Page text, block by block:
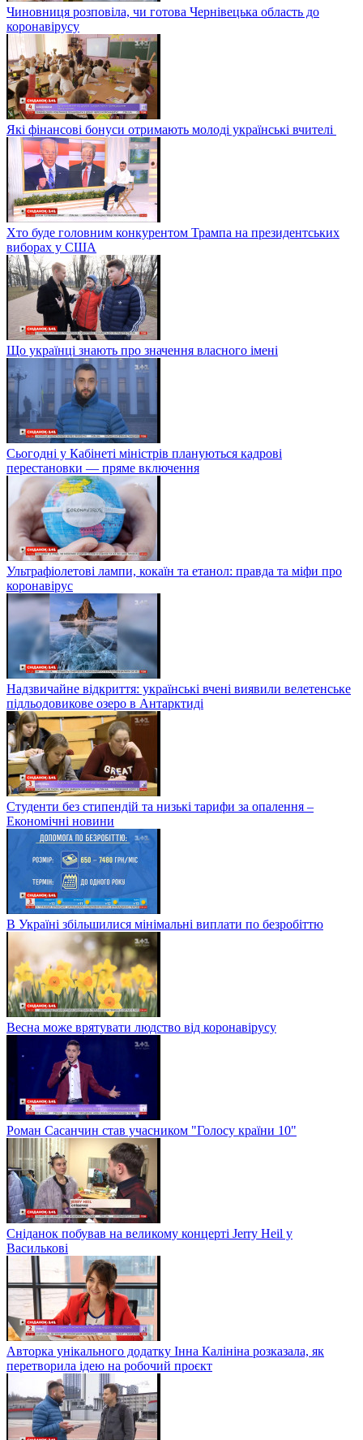
Чиновниця розповіла, чи готова Чернівецька область до
коронавірусу
Які фінансові бонуси отримають молоді українські вчителі
Хто буде головним конкурентом Трампа на президентських
виборах у США
Що українці знають про значення власного імені
Сьогодні у Кабінеті міністрів плануються кадрові
перестановки — пряме включення
Ультрафіолетові лампи, кокаїн та етанол: правда та міфи про
коронавірус
Надзвичайне відкриття: українські вчені виявили велетенське
підльодовикове озеро в Антарктиді
Студенти без стипендій та низькі тарифи за опалення –
Економічні новини
В Україні збільшилися мінімальні виплати по безробіттю
Весна може врятувати людство від коронавірусу
Роман Сасанчин став учасником "Голосу країни 10"
Сніданок побував на великому концерті Jerry Heil у
Василькові
Авторка унікального додатку Інна Калініна розказала, як
перетворила ідею на робочий проєкт